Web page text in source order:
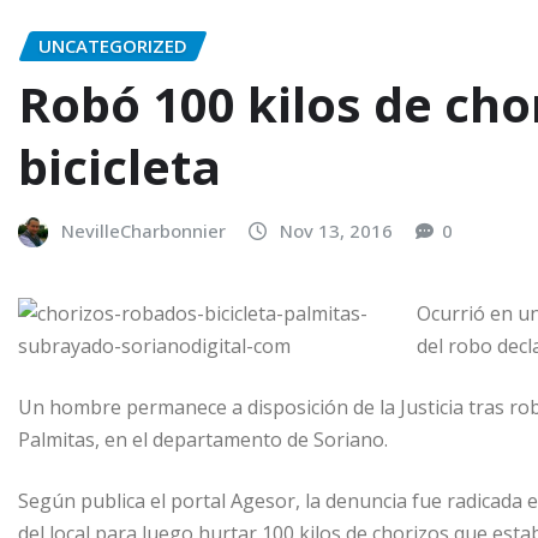
UNCATEGORIZED
Robó 100 kilos de
bicicleta
NevilleCharbonnier Nov 13, 2016 0
Ocurrió en
del robo
Un hombre permanece a disposición de la Justicia tras
Palmitas, en el departamento de Soriano.
Según publica el portal Agesor, la denuncia fue
del local para luego hurtar 100 kilos de chorizos que